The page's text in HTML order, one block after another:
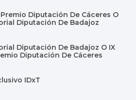
Diputación De Cáceres O
Diputación De Badajoz
Diputación De Badajoz O IX
Diputación De Cáceres
IDxT